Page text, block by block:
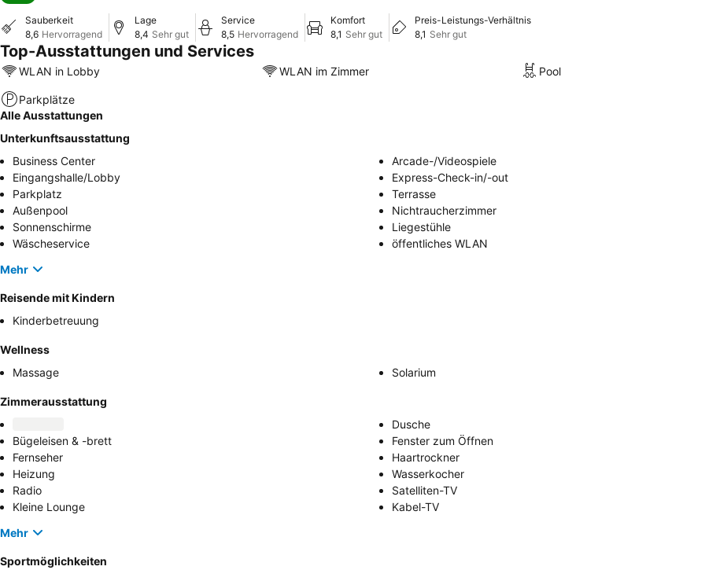
Sauberkeit
8,6 Hervorragend
Lage
8,4 Sehr gut
Service
8,5 Hervorragend
Komfort
8,1 Sehr gut
Preis-Leistungs-Verhältnis
8,1 Sehr gut
Top-Ausstattungen und Services
WLAN in Lobby WLAN im Zimmer Pool
Parkplätze
Alle Ausstattungen
Unterkunftsausstattung
Business Center
Arcade-/Videospiele
Eingangshalle/Lobby
Express-Check-in/-out
Parkplatz
Terrasse
Außenpool
Nichtraucherzimmer
Sonnenschirme
Liegestühle
Wäscheservice
öffentliches WLAN
Mehr
Reisende mit Kindern
Kinderbetreuung
Wellness
Massage
Solarium
Zimmerausstattung
Dusche
Bügeleisen & -brett
Fenster zum Öffnen
Fernseher
Haartrockner
Heizung
Wasserkocher
Radio
Satelliten-TV
Kleine Lounge
Kabel-TV
Mehr
Sportmöglichkeiten